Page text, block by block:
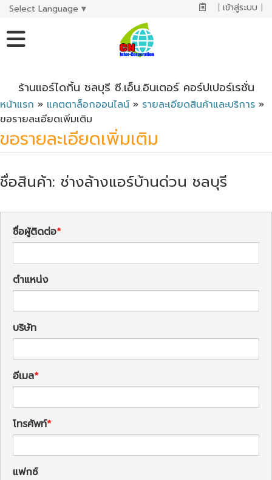
Select Language ▼ | เข้าสู่ระบบ |
ร้านแอร์ไดกิ้น ชลบุรี ซี.เอ็น.อินเตอร์ คอร์ปเปอร์เรชั่น
หน้าแรก » แคตตาล็อกออนไลน์ » รายละเอียดสินค้าและบริการ »
ขอรายละเอียดเพิ่มเติม
ขอรายละเอียดเพิ่มเติม
ชื่อสินค้า: ช่างล้างแอร์บ้านด่วน ชลบุรี
ชื่อผู้ติดต่อ
ตำแหน่ง
บริษัท
อีเมล
โทรศัพท์
แฟกซ์